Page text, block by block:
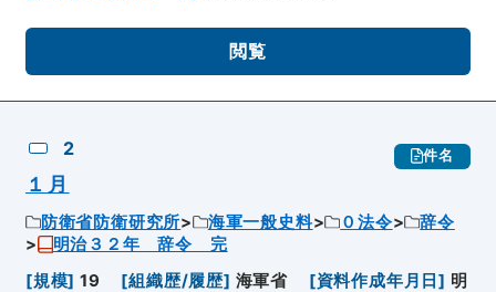
閲覧
2 件名
１月
防衛省防衛研究所 海軍一般史料 ０法令
辞令
明治３２年 辞令 完
[規模] 19 [組織歴/履歴] 海軍省 [資料作成年月日] 明